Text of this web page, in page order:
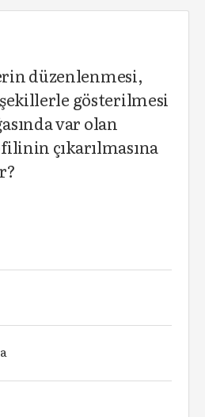
düzenlenmesi,
gösterilmesi
var olan
çıkarılmasına